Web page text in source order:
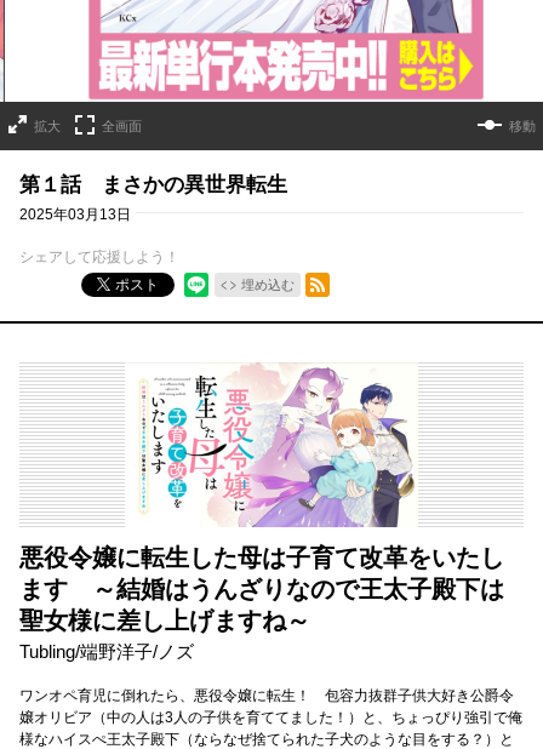
詳細ページへのリンク
拡大 全画面 移動
第１話 まさかの異世界転生
2025年03月13日
シェアして応援しよう！
ポスト
埋め込む
RSSフィード
悪役令嬢に転生した母は子育て改革をいたし
ます ～結婚はうんざりなので王太子殿下は
聖女様に差し上げますね～
Tubling/端野洋子/ ノズ
ワンオペ育児に倒れたら、悪役令嬢に転生！ 包容力抜群子供大好き公爵令
嬢オリビア（中の人は3人の子供を育ててました！）と、ちょっぴり強引で俺
様なハイスぺ王太子殿下（ならなぜ捨てられた子犬のような目をする？）と